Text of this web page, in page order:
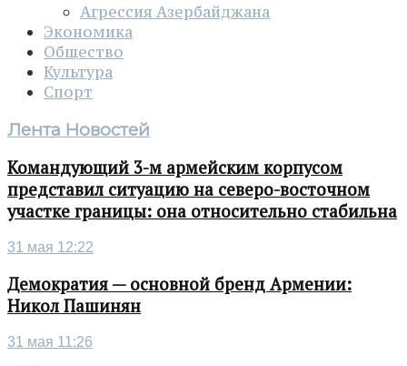
Агрессия Азербайджана
Экономика
Общество
Культура
Спорт
Лента Новостей
Командующий 3-м армейским корпусом
представил ситуацию на северо-восточном
участке границы: она относительно стабильна
31 мая 12:22
Демократия — основной бренд Армении:
Никол Пашинян
31 мая 11:26